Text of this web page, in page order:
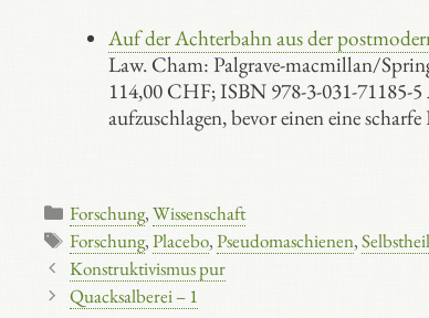
Auf der Achterbahn aus der
Law. Cham: Palgrave-macmillan/
114,00 CHF; ISBN 978-3-031-
aufzuschlagen, bevor einen eine
Kategorien
Forschung,Wissenschaft
Schlagwörter
Forschung,Placebo,Pseudomaschienen,
Konstruktivismus pur
Quacksalberei – 1